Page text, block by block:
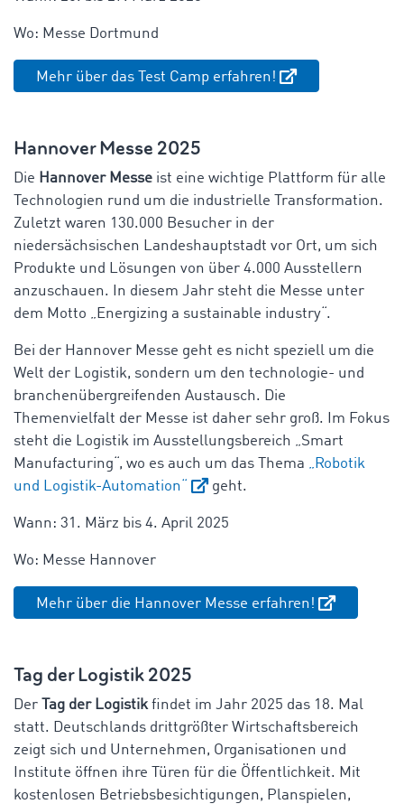
Wo: Messe Dortmund
Mehr über das Test Camp erfahren!
Hannover Messe 2025
Die Hannover Messe ist eine wichtige Plattform für alle
Technologien rund um die industrielle Transformation.
Zuletzt waren 130.000 Besucher in der
niedersächsischen Landeshauptstadt vor Ort, um sich
Produkte und Lösungen von über 4.000 Ausstellern
anzuschauen. In diesem Jahr steht die Messe unter
dem Motto „Energizing a sustainable industry“.
Bei der Hannover Messe geht es nicht speziell um die
Welt der Logistik, sondern um den technologie- und
branchenübergreifenden Austausch. Die
Themenvielfalt der Messe ist daher sehr groß. Im Fokus
steht die Logistik im Ausstellungsbereich „Smart
Manufacturing“, wo es auch um das Thema „Robotik
und Logistik-Automation“
geht.
Wann: 31. März bis 4. April 2025
Wo: Messe Hannover
Mehr über die Hannover Messe erfahren!
Tag der Logistik 2025
Der Tag der Logistikfindet im Jahr 2025 das 18. Mal
statt. Deutschlands drittgrößter Wirtschaftsbereich
zeigt sich und Unternehmen, Organisationen und
Institute öffnen ihre Türen für die Öffentlichkeit. Mit
kostenlosen Betriebsbesichtigungen, Planspielen,